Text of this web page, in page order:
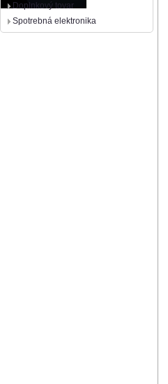
Doplnkový tovar
Spotrebná elektronika